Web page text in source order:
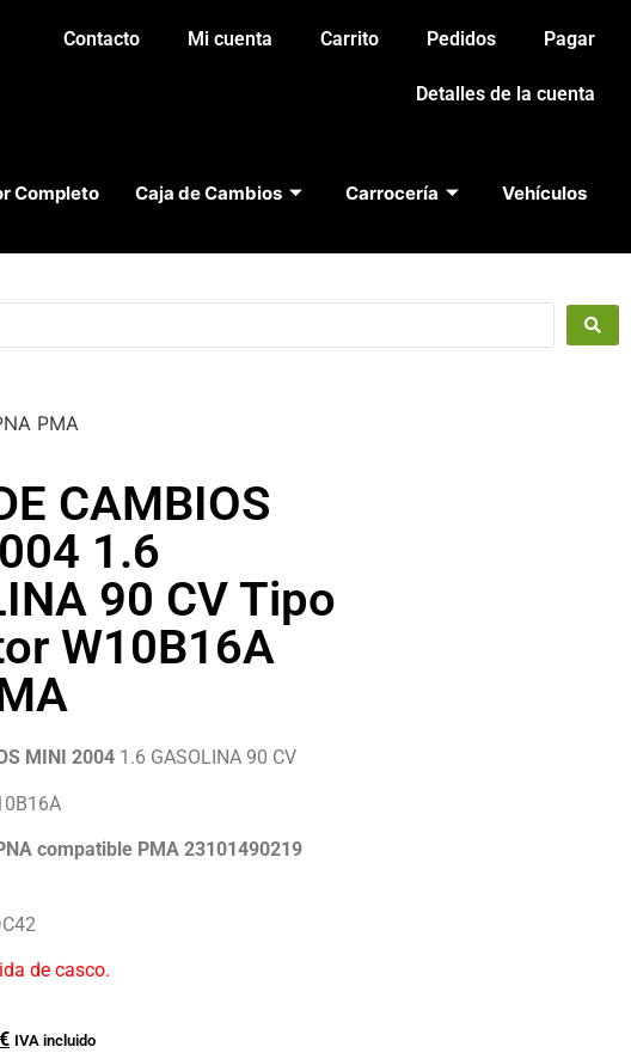
Contacto Mi cuenta Carrito Pedidos Pagar
Detalles de la cuenta
Completo Caja de Cambios Carrocería Vehículos
PMA
CAMBIOS
1.6
90 CV Tipo
W10B16A
MINI 2004 1.6 GASOLINA 90 CV
compatible PMA 23101490219
de casco.
€ IVA incluido